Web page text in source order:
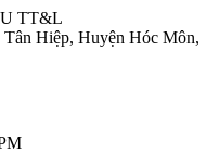
TT&L
Hiệp, Huyện Hóc Môn,